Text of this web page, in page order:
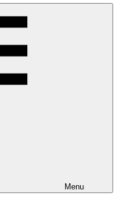
Menu